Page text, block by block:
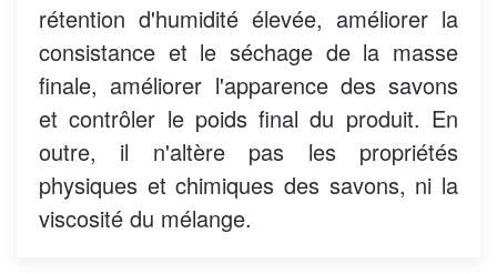
rétention d'humidité élevée, améliorer la
consistance et le séchage de la masse
finale, améliorer l'apparence des savons
et contrôler le poids final du produit. En
outre, il n'altère pas les propriétés
physiques et chimiques des savons, ni la
viscosité du mélange.